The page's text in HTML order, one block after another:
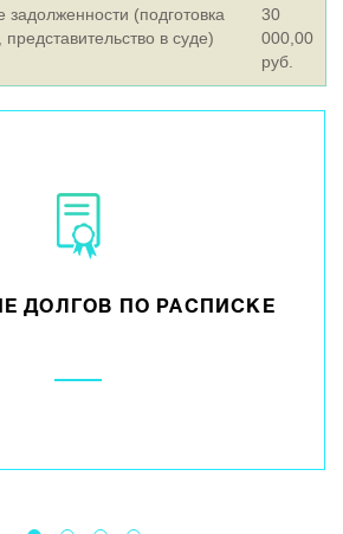
(подготовка
представительство в суде)
30
000,00
руб.
ДОЛГОВ ПО РАСПИСКЕ